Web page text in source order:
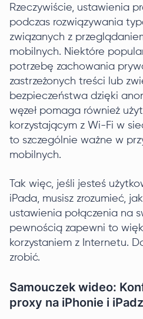
Rzeczywiście, ustawienia
podczas rozwiązywania
związanych z
mobilnych. Niektóre
potrzebę zachowania
zastrzeżonych treści lub
bezpieczeństwa dzięki
węzeł pomaga również
korzystającym z Wi-Fi w
to szczególnie ważne w
mobilnych.
Tak więc, jeśli jesteś
iPada, musisz zrozumieć,
ustawienia połączenia na
pewnością zapewni to
korzystaniem z Internetu.
zrobić.
Samouczek wideo:
proxy na iPhonie i